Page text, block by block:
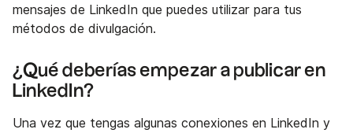
mensajes de LinkedIn que puedes utilizar para tus
métodos de divulgación.
¿Qué deberías empezar a publicar en
LinkedIn?
Una vez que tengas algunas conexiones en LinkedIn y